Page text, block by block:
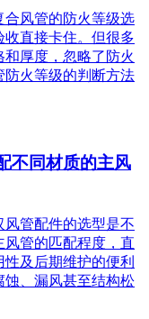
合风管的防火等级选
直接卡住。但很多
厚度，忽略了防火
防火等级的判断方法
不同材质的主风
管配件的选型是不
管的匹配程度，直
及后期维护的便利
蚀、漏风甚至结构松